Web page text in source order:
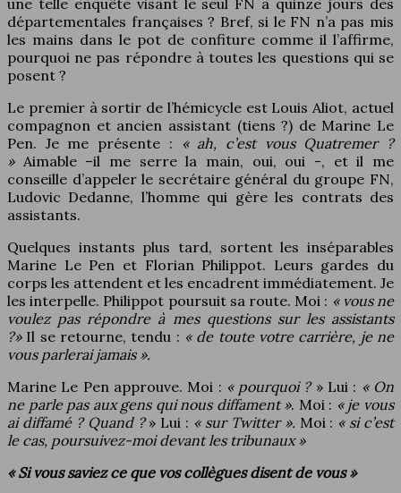
départementales françaises ? Bref, si le FN n’a pas mis
les mains dans le pot de confiture comme il l’affirme,
pourquoi ne pas répondre à toutes les questions qui se
posent ?
Le premier à sortir de l’hémicycle est Louis Aliot, actuel
compagnon et ancien assistant (tiens ?) de Marine Le
Pen. Je me présente : « ah, c’est vous Quatremer ?
»Aimable –il me serre la main, oui, oui -, et il me
conseille d’appeler le secrétaire général du groupe FN,
Ludovic Dedanne, l’homme qui gère les contrats des
assistants.
Quelques instants plus tard, sortent les inséparables
Marine Le Pen et Florian Philippot. Leurs gardes du
corps les attendent et les encadrent immédiatement. Je
les interpelle. Philippot poursuit sa route. Moi : « vous ne
voulez pas répondre à mes questions sur les assistants
?»Il se retourne, tendu : « de toute votre carrière, je ne
vous parlerai jamais ».
Marine Le Pen approuve. Moi : « pourquoi ? » Lui : « On
ne parle pas aux gens qui nous diffament ». Moi : « je vous
ai diffamé ? Quand ?» Lui : « sur Twitter ». Moi : « si c’est
le cas, poursuivez-moi devant les tribunaux »
« Si vous saviez ce que vos collègues disent de vous »